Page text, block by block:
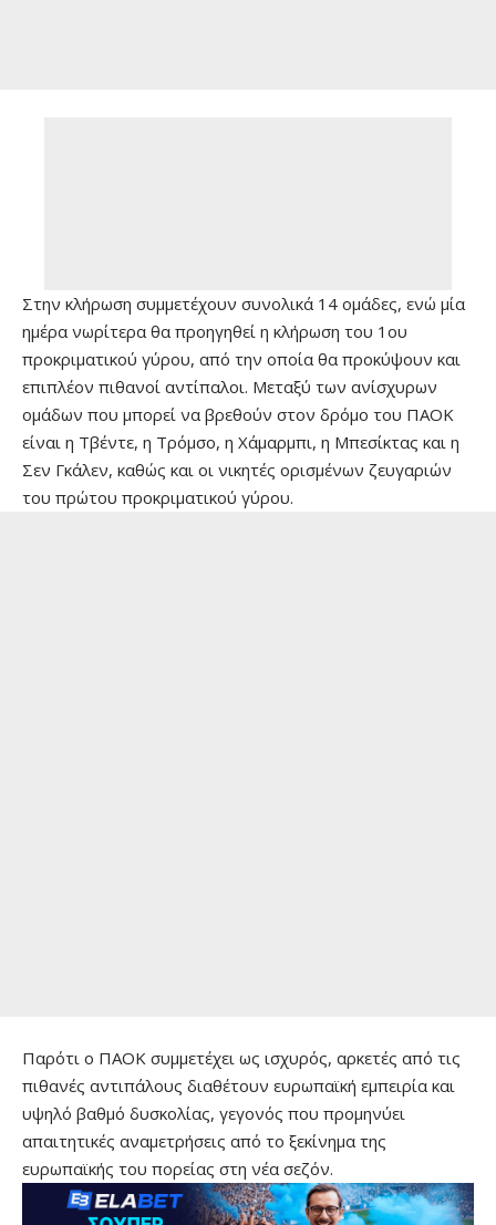
Στην κλήρωση συμμετέχουν συνολικά 14 ομάδες, ενώ μία
ημέρα νωρίτερα θα προηγηθεί η κλήρωση του 1ου
προκριματικού γύρου, από την οποία θα προκύψουν και
επιπλέον πιθανοί αντίπαλοι. Μεταξύ των ανίσχυρων
ομάδων που μπορεί να βρεθούν στον δρόμο του ΠΑΟΚ
είναι η Τβέντε, η Τρόμσο, η Χάμαρμπι, η Μπεσίκτας και η
Σεν Γκάλεν, καθώς και οι νικητές ορισμένων ζευγαριών
του πρώτου προκριματικού γύρου.
Παρότι ο ΠΑΟΚ συμμετέχει ως ισχυρός, αρκετές από τις
πιθανές αντιπάλους διαθέτουν ευρωπαϊκή εμπειρία και
υψηλό βαθμό δυσκολίας, γεγονός που προμηνύει
απαιτητικές αναμετρήσεις από το ξεκίνημα της
ευρωπαϊκής του πορείας στη νέα σεζόν.